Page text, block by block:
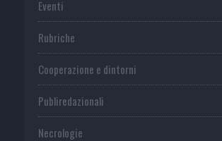
Eventi
Rubriche
Cooperazione e dintorni
Publiredazionali
Necrologie